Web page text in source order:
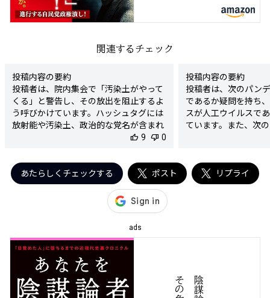
関連するチェック
投稿内容の要約
投稿者は、院内集会で「汚染土がやって
くる」と警告し、その放出を阻止するよ
う呼びかけています。ハッシュタグには
放射能や汚染土、政治的な党名が含まれ
検出された陰謀要素
- 「汚染土」という表現に対する危惧
- 放射能に関連する内容を強調し、危険
判定理由
この投稿は、放射能や「汚染土」という
表現を用いて恐怖を煽る形で、実際の事
実関係に基づかない懸念を提起していま
す。特に、汚染土の全国への放出を恐れ
thumb_up 9 thumb_down 0
投稿内容の要約
投稿者は、次のパン
であるか疑問を持ち
スが人工ウイルスで
ています。また、次
検出された陰謀要素
- 新型コロナウイルス
- 次のパンデミック
す。人工ウイルス説
を招く可能性が高い
あたらしくチェックする ポスト リプライ
ads